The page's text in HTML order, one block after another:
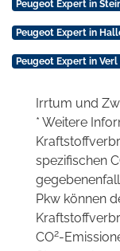
Peugeot Expert in
Peugeot Expert in
Peugeot Expert in
Irrtum und
* Weitere
spezifischen
Pkw können
CO2-